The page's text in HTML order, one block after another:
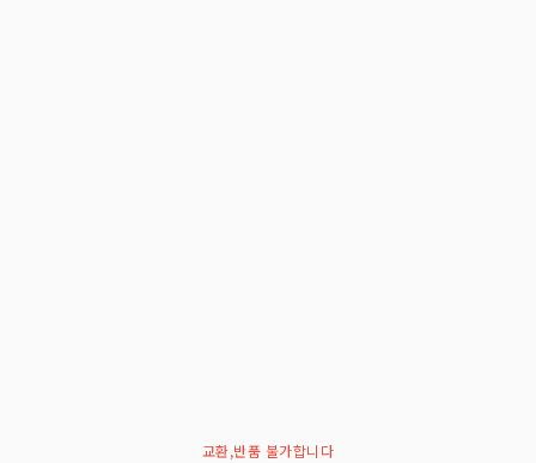
교환,반품 불가합니다